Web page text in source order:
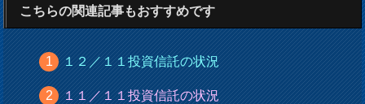
こちらの関連記事もおすすめです
１２／１１投資信託の状況
１１／１１投資信託の状況